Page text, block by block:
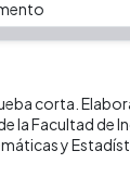
corta.
la Facultad de
y